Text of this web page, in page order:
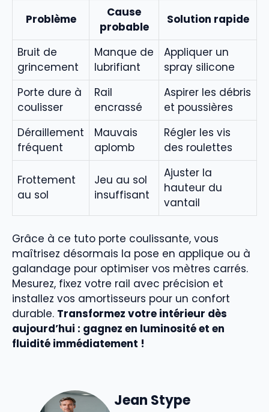
Problème
Cause
probable
Solution rapide
Bruit de
grincement
Manque de
lubrifiant
Appliquer un
spray silicone
Porte dure à
coulisser
Rail
encrassé
Aspirer les débris
et poussières
Déraillement
fréquent
Mauvais
aplomb
Régler les vis
des roulettes
Frottement
au sol
Jeu au sol
insuffisant
Ajuster la
hauteur du
vantail
Grâce à ce tuto porte coulissante, vous
maîtrisez désormais la pose en applique ou à
galandage pour optimiser vos mètres carrés.
Mesurez, fixez votre rail avec précision et
installez vos amortisseurs pour un confort
durable. Transformez votre intérieur dès
aujourd’hui : gagnez en luminosité et en
fluidité immédiatement !
Jean Stype